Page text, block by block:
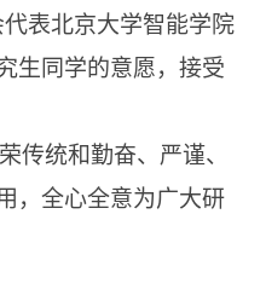
表北京大学智能学院
生同学的意愿，接受
传统和勤奋、严谨、
，全心全意为广大研